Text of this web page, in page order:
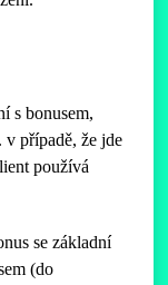
s bonusem,
. v případě, že jde
používá
se základní
(do